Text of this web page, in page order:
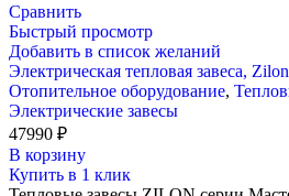
Сравнить
Быстрый просмотр
Добавить в список желаний
Электрическая тепловая завеса,
Отопительное оборудование,
Электрические завесы
47990 ₽
В корзину
Купить в 1 клик